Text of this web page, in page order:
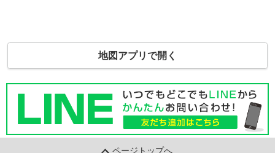
地図アプリで開く
ページトップへ